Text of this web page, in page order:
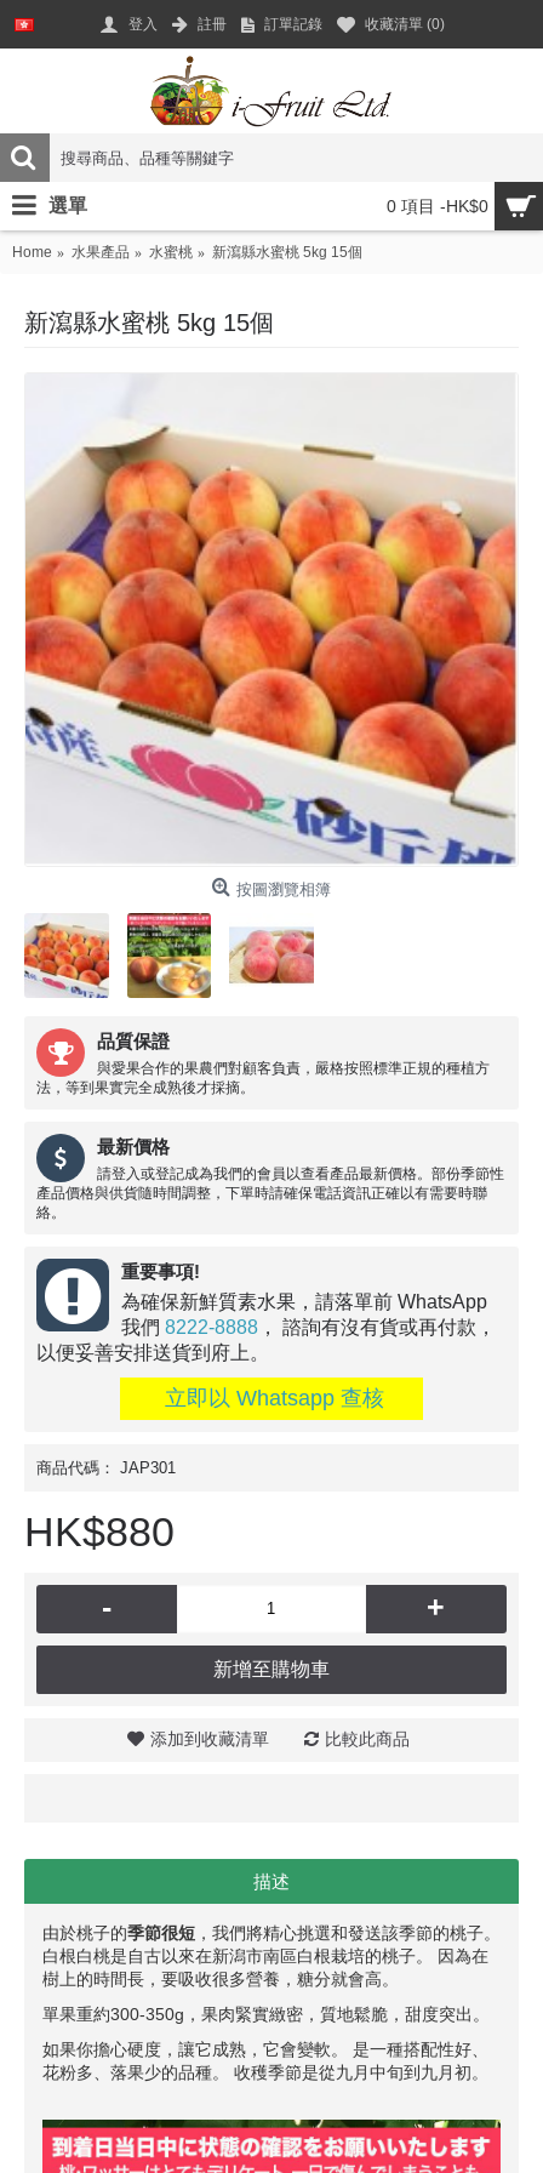
登入 註冊 訂單記錄 收藏清單 (0)
0 項目 -HK$0
選單
Home 水果產品 水蜜桃 新瀉縣水蜜桃 5kg 15個
新瀉縣水蜜桃 5kg 15個
按圖瀏覽相簿
品質保證
與愛果合作的果農們對顧客負責，嚴格按照標準正規的種植方
法，等到果實完全成熟後才採摘。
最新價格
請登入或登記成為我們的會員以查看產品最新價格。部份季節性
產品價格與供貨隨時間調整，下單時請確保電話資訊正確以有需要時聯
絡。
重要事項!
為確保新鮮質素水果，請落單前 WhatsApp
我們 8222-8888 ， 諮詢有沒有貨或再付款，
以便妥善安排送貨到府上。
立即以 Whatsapp 查核
商品代碼： JAP301
HK$880
- +
新增至購物車
添加到收藏清單 比較此商品
描述
由於桃子的季節很短 ，我們將精心挑選和發送該季節的桃子。
白根白桃是自古以來在新潟市南區白根栽培的桃子。 因為在
樹上的時間長，要吸收很多營養，糖分就會高。
單果重約300-350g，果肉緊實緻密，質地鬆脆，甜度突出。
如果你擔心硬度，讓它成熟，它會變軟。 是一種搭配性好、
花粉多、落果少的品種。 收穫季節是從九月中旬到九月初。